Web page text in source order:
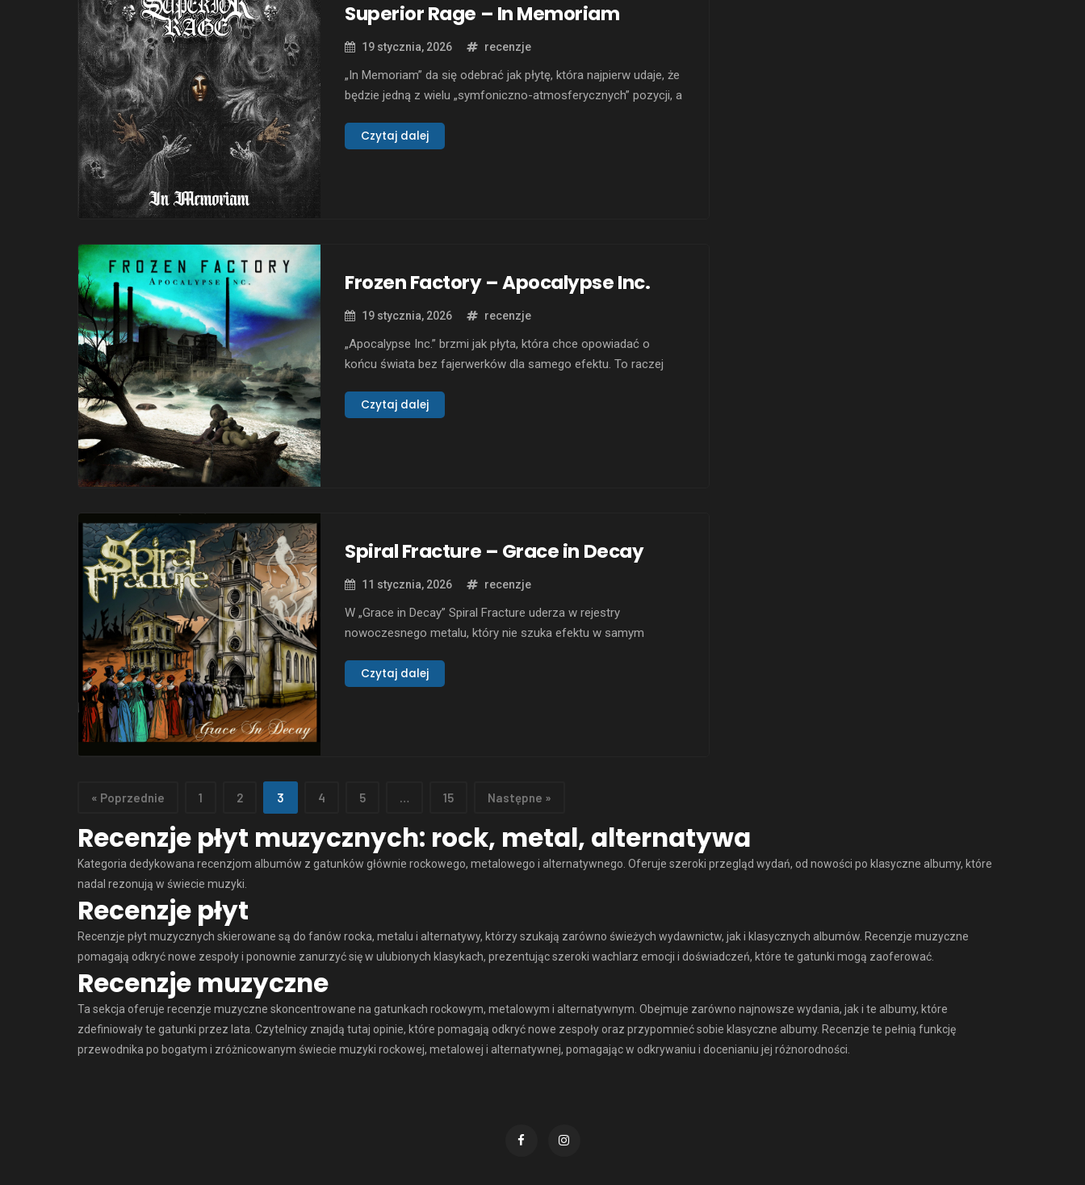
Superior Rage – In Memoriam
19 stycznia, 2026 recenzje
„In Memoriam” da się odebrać jak płytę, która najpierw udaje, że
będzie jedną z wielu „symfoniczno-atmosferycznych” pozycji, a
otwierającym „Indecent Condition” zostaje wrażenie, że sednem
Czytaj dalej
Frozen Factory – Apocalypse Inc.
19 stycznia, 2026 recenzje
„Apocalypse Inc.” brzmi jak płyta, która chce opowiadać o
końcu świata bez fajerwerków dla samego efektu. To raczej
momentami przechylony w stronę progresywnego rozmachu, z
Czytaj dalej
Spiral Fracture – Grace in Decay
11 stycznia, 2026 recenzje
W „Grace in Decay” Spiral Fracture uderza w rejestry
nowoczesnego metalu, który nie szuka efektu w samym
tyle „nosić” utwór, co opowiadać o pęknięciach – w środku i na
Czytaj dalej
« Poprzednie 1 2 3 4 5 … 15 Następne »
Recenzje płyt muzycznych: rock, metal, alternatywa
Kategoria dedykowana recenzjom albumów z gatunków głównie rockowego, metalowego i alternatywnego. Oferuje szeroki przegląd wydań, od nowości po klasyczne albumy, które
nadal rezonują w świecie muzyki.
Recenzje płyt
Recenzje płyt muzycznych skierowane są do fanów rocka, metalu i alternatywy, którzy szukają zarówno świeżych wydawnictw, jak i klasycznych albumów. Recenzje muzyczne
pomagają odkryć nowe zespoły i ponownie zanurzyć się w ulubionych klasykach, prezentując szeroki wachlarz emocji i doświadczeń, które te gatunki mogą zaoferować.
Recenzje muzyczne
Ta sekcja oferuje recenzje muzyczne skoncentrowane na gatunkach rockowym, metalowym i alternatywnym. Obejmuje zarówno najnowsze wydania, jak i te albumy, które
zdefiniowały te gatunki przez lata. Czytelnicy znajdą tutaj opinie, które pomagają odkryć nowe zespoły oraz przypomnieć sobie klasyczne albumy. Recenzje te pełnią funkcję
przewodnika po bogatym i zróżnicowanym świecie muzyki rockowej, metalowej i alternatywnej, pomagając w odkrywaniu i docenianiu jej różnorodności.